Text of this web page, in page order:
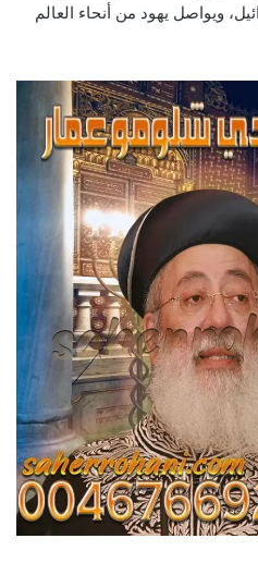
ويواصل يهود من أنحاء العالم